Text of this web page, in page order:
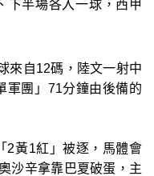
下半場各入一球，西甲
來自12碼，陸文一射中
軍團」71分鐘由後備的
2黃1紅」被逐，馬體會
沙辛拿靠巴夏破蛋，主